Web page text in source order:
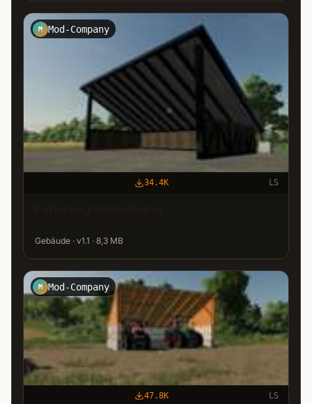
M Mod-Company
34.4K LS
Gebäude · v1.1 · 8,3 MB
M Mod-Company
47.8K LS